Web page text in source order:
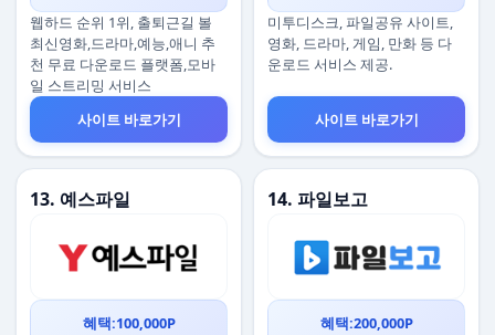
웹하드 순위 1위, 출퇴근길 볼
최신영화,드라마,예능,애니 추
천 무료 다운로드 플랫폼,모바
일 스트리밍 서비스
사이트 바로가기
미투디스크, 파일공유 사이트,
영화, 드라마, 게임, 만화 등 다
운로드 서비스 제공.
사이트 바로가기
13. 예스파일
혜택:100,000P
14. 파일보고
혜택:200,000P